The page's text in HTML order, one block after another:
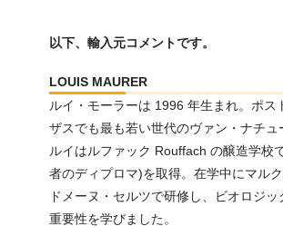
以下、輸入元コメントです。
LOUIS MAURER
ルイ・モーラーは 1996 年生まれ。ポス
ザスでも最も若い世代のヴァン・ナチュ
ルイはルファック Rouffach の醸造学校
者のディプロマ)を取得。在学中にマル
ドメーヌ・セルツで研修し、ビオロジ
重要性を学びました。